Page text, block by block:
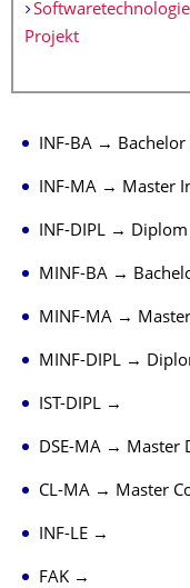
Projekt
INF-BA →
INF-MA → Master
INF-DIPL →
MINF-BA →
MINF-MA →
MINF-DIPL →
IST-DIPL →
DSE-MA → Master
CL-MA → Master
INF-LE →
FAK →